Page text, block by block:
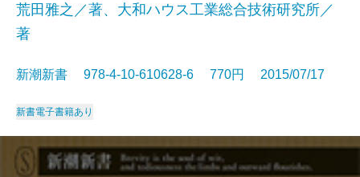
荒田雅之／著、大和ハウス工業総合技術研究所／
著
新潮新書 978-4-10-610628-6 770円 2015/07/17
新書電子書籍あり